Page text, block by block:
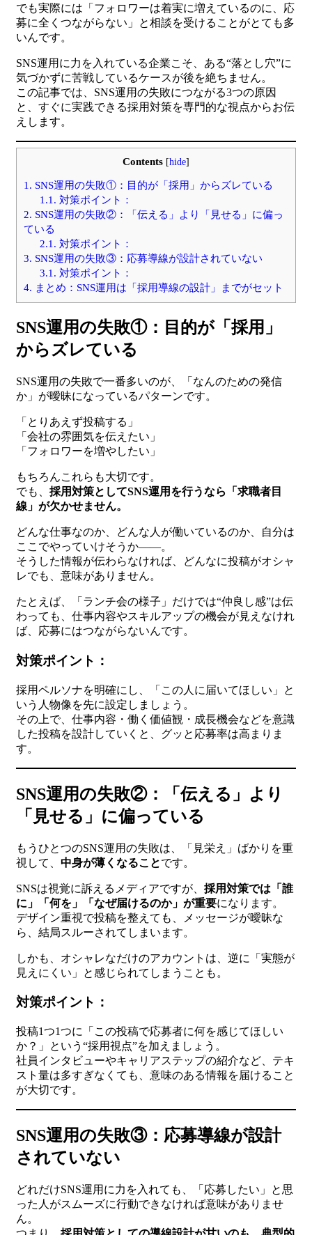
でも実際には「フォロワーは着実に増えているのに、応
募に全くつながらない」と相談を受けることがとても多
いんです。
SNS運用に力を入れている企業こそ、ある“落とし穴”に
気づかずに苦戦しているケースが後を絶ちません。
この記事では、SNS運用の失敗につながる3つの原因
と、すぐに実践できる採用対策を専門的な視点からお伝
えします。
Contents [hide]
1. SNS運用の失敗①：目的が「採用」からズレている
1.1. 対策ポイント：
2. SNS運用の失敗②：「伝える」より「見せる」に偏っ
ている
2.1. 対策ポイント：
3. SNS運用の失敗③：応募導線が設計されていない
3.1. 対策ポイント：
4. まとめ：SNS運用は「採用導線の設計」までがセット
SNS運用の失敗①：目的が「採用」
からズレている
SNS運用の失敗で一番多いのが、「なんのための発信
か」が曖昧になっているパターンです。
「とりあえず投稿する」
「会社の雰囲気を伝えたい」
「フォロワーを増やしたい」
もちろんこれらも大切です。
でも、 採用対策としてSNS運用を行うなら「求職者目
線」が欠かせません。
どんな仕事なのか、どんな人が働いているのか、自分は
ここでやっていけそうか――。
そうした情報が伝わらなければ、どんなに投稿がオシャ
レでも、意味がありません。
たとえば、「ランチ会の様子」だけでは“仲良し感”は伝
わっても、仕事内容やスキルアップの機会が見えなけれ
ば、応募にはつながらないんです。
対策ポイント：
採用ペルソナを明確にし、「この人に届いてほしい」と
いう人物像を先に設定しましょう。
その上で、仕事内容・働く価値観・成長機会などを意識
した投稿を設計していくと、グッと応募率は高まりま
す。
SNS運用の失敗②：「伝える」より
「見せる」に偏っている
もうひとつのSNS運用の失敗は、「見栄え」ばかりを重
視して、 中身が薄くなることです。
SNSは視覚に訴えるメディアですが、 採用対策では「誰
に」「何を」「なぜ届けるのか」が重要になります。
デザイン重視で投稿を整えても、メッセージが曖昧な
ら、結局スルーされてしまいます。
しかも、オシャレなだけのアカウントは、逆に「実態が
見えにくい」と感じられてしまうことも。
対策ポイント：
投稿1つ1つに「この投稿で応募者に何を感じてほしい
か？」という“採用視点”を加えましょう。
社員インタビューやキャリアステップの紹介など、テキ
スト量は多すぎなくても、意味のある情報を届けること
が大切です。
SNS運用の失敗③：応募導線が設計
されていない
どれだけSNS運用に力を入れても、「応募したい」と思
った人がスムーズに行動できなければ意味がありませ
ん。